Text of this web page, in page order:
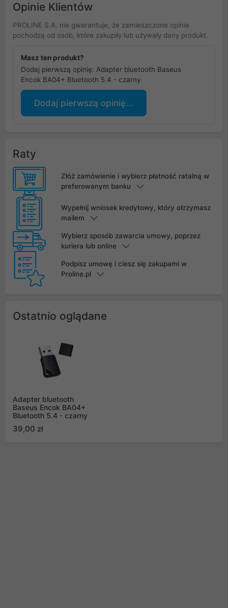
Opinie Klientów
PROLINE S.A. nie gwarantuje, że zamieszczone opinie
pochodzą od osób, które zakupiły lub używały dany produkt.
Masz ten produkt?
Dodaj pierwszą opinię: Adapter bluetooth Baseus
Encok BA04+ Bluetooth 5.4 - czarny
Dodaj pierwszą opinię...
Raty
Złóż zamówienie i wybierz płatność ratalną w
preferowanym banku
Wypełnij wniosek kredytowy, który otrzymasz
mailem
Wybierz sposób zawarcia umowy, poprzez
kuriera lub online
Podpisz umowę i ciesz się zakupami w
Proline.pl
Ostatnio oglądane
Adapter bluetooth
Baseus Encok BA04+
Bluetooth 5.4 - czarny
39,00 zł